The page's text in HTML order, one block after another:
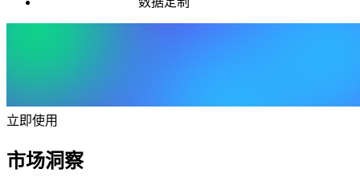
立即使用
市场洞察